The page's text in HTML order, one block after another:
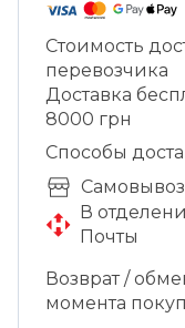
Стоимость
перевозчика
Доставка
8000 грн
Способы
В
Почты
Возврат /
момента